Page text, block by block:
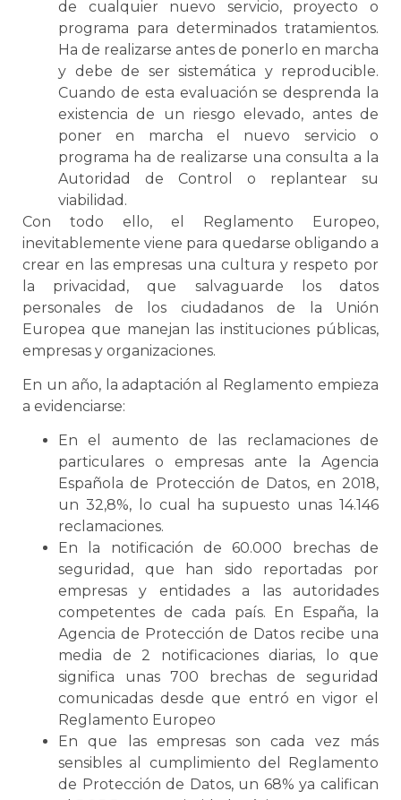
de cualquier nuevo servicio, proyecto o
programa para determinados tratamientos.
Ha de realizarse antes de ponerlo en marcha
y debe de ser sistemática y reproducible.
Cuando de esta evaluación se desprenda la
existencia de un riesgo elevado, antes de
poner en marcha el nuevo servicio o
programa ha de realizarse una consulta a la
Autoridad de Control o replantear su
viabilidad.
Con todo ello, el Reglamento Europeo,
inevitablemente viene para quedarse obligando a
crear en las empresas una cultura y respeto por
la privacidad, que salvaguarde los datos
personales de los ciudadanos de la Unión
Europea que manejan las instituciones públicas,
empresas y organizaciones.
En un año, la adaptación al Reglamento empieza
a evidenciarse:
En el aumento de las reclamaciones de
particulares o empresas ante la Agencia
Española de Protección de Datos, en 2018,
un 32,8%, lo cual ha supuesto unas 14.146
reclamaciones.
En la notificación de 60.000 brechas de
seguridad, que han sido reportadas por
empresas y entidades a las autoridades
competentes de cada país. En España, la
Agencia de Protección de Datos recibe una
media de 2 notificaciones diarias, lo que
significa unas 700 brechas de seguridad
comunicadas desde que entró en vigor el
Reglamento Europeo
En que las empresas son cada vez más
sensibles al cumplimiento del Reglamento
de Protección de Datos, un 68% ya califican